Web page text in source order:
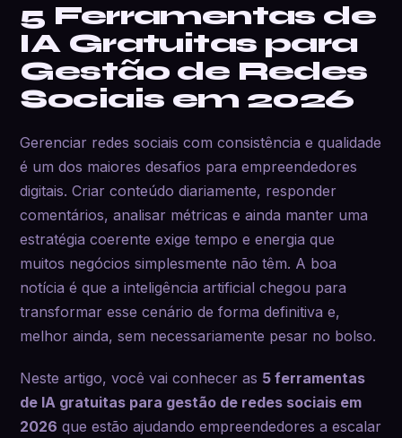
5 Ferramentas de
IA Gratuitas para
Gestão de Redes
Sociais em 2026
Gerenciar redes sociais com consistência e qualidade
é um dos maiores desafios para empreendedores
digitais. Criar conteúdo diariamente, responder
comentários, analisar métricas e ainda manter uma
estratégia coerente exige tempo e energia que
muitos negócios simplesmente não têm. A boa
notícia é que a inteligência artificial chegou para
transformar esse cenário de forma definitiva e,
melhor ainda, sem necessariamente pesar no bolso.
Neste artigo, você vai conhecer as 5 ferramentas
de IA gratuitas para gestão de redes sociais em
2026 que estão ajudando empreendedores a escalar